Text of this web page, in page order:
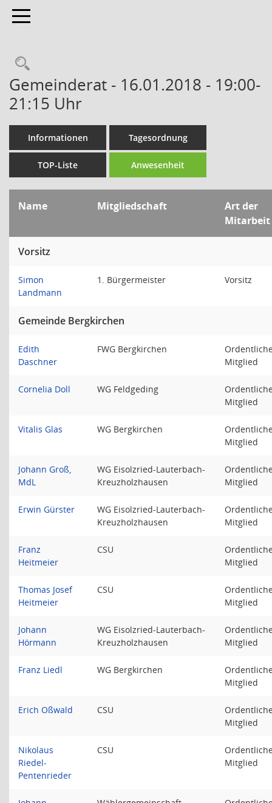
Toggle navigation
Gemeinderat - 16.01.2018 - 19:00-
21:15 Uhr
Informationen Tagesordnung
TOP-Liste Anwesenheit
Name Mitgliedschaft
Art der
Mitarbeit
Vorsitz
Simon
Landmann
1. Bürgermeister Vorsitz
Gemeinde Bergkirchen
Edith
Daschner
FWG Bergkirchen
Mitglied
Cornelia Doll WG Feldgeding
Mitglied
Vitalis Glas WG Bergkirchen
Mitglied
Johann Groß,
MdL
WG Eisolzried-Lauterbach-
Kreuzholzhausen
Mitglied
Erwin Gürster
WG Eisolzried-Lauterbach-
Kreuzholzhausen
Mitglied
Franz
Heitmeier
CSU
Mitglied
Thomas Josef
Heitmeier
CSU
Mitglied
Johann
Hörmann
WG Eisolzried-Lauterbach-
Kreuzholzhausen
Mitglied
Franz Liedl WG Bergkirchen
Mitglied
Erich Oßwald CSU
Mitglied
Nikolaus
Riedel-
Pentenrieder
CSU
Mitglied